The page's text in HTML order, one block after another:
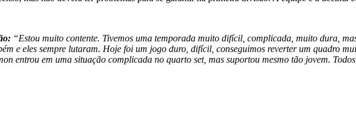
“Estou muito contente. Tivemos uma temporada muito difícil, complicada, muito dura,
e eles sempre lutaram. Hoje foi um jogo duro, difícil, conseguimos reverter um quadro
entrou em uma situação complicada no quarto set, mas suportou mesmo tão jovem.